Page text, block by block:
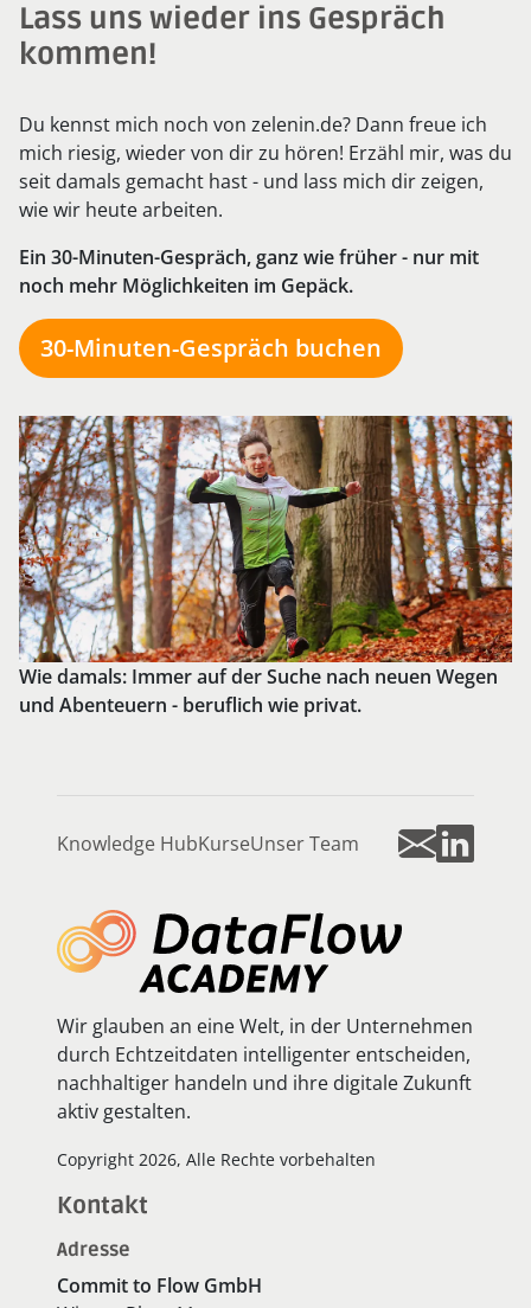
Lass uns wieder ins Gespräch
kommen!
Du kennst mich noch von zelenin.de? Dann freue ich
mich riesig, wieder von dir zu hören! Erzähl mir, was du
seit damals gemacht hast - und lass mich dir zeigen,
wie wir heute arbeiten.
Ein 30-Minuten-Gespräch, ganz wie früher - nur mit
noch mehr Möglichkeiten im Gepäck.
30-Minuten-Gespräch buchen
Wie damals: Immer auf der Suche nach neuen Wegen
und Abenteuern - beruflich wie privat.
Knowledge HubKurseUnser Team
Wir glauben an eine Welt, in der Unternehmen
durch Echtzeitdaten intelligenter entscheiden,
nachhaltiger handeln und ihre digitale Zukunft
aktiv gestalten.
Copyright 2026, Alle Rechte vorbehalten
Kontakt
Adresse
Commit to Flow GmbH